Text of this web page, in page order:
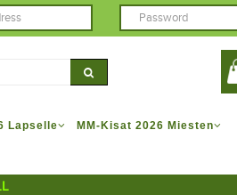
Lapselle MM-Kisat 2026 Miesten